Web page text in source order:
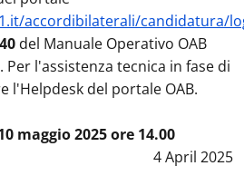
accordibilaterali/candidatura/
del Manuale Operativo OAB
l'assistenza tecnica in fase di
l'Helpdesk del portale OAB.
maggio 2025 ore 14.00
Data notizia
4 April 2025